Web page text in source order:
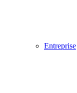
Entreprise